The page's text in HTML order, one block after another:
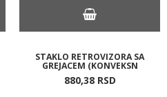
STAKLO RETROVIZORA SA
GREJACEM (KONVEKSN
880,38 RSD